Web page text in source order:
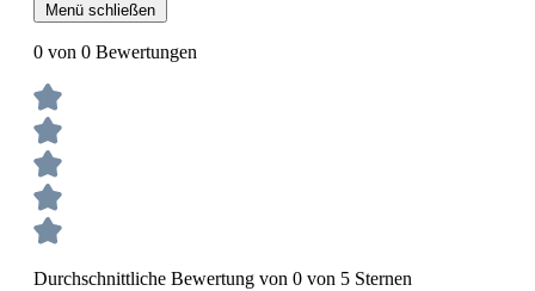
Menü schließen
0 von 0 Bewertungen
Durchschnittliche Bewertung von 0 von 5 Sternen